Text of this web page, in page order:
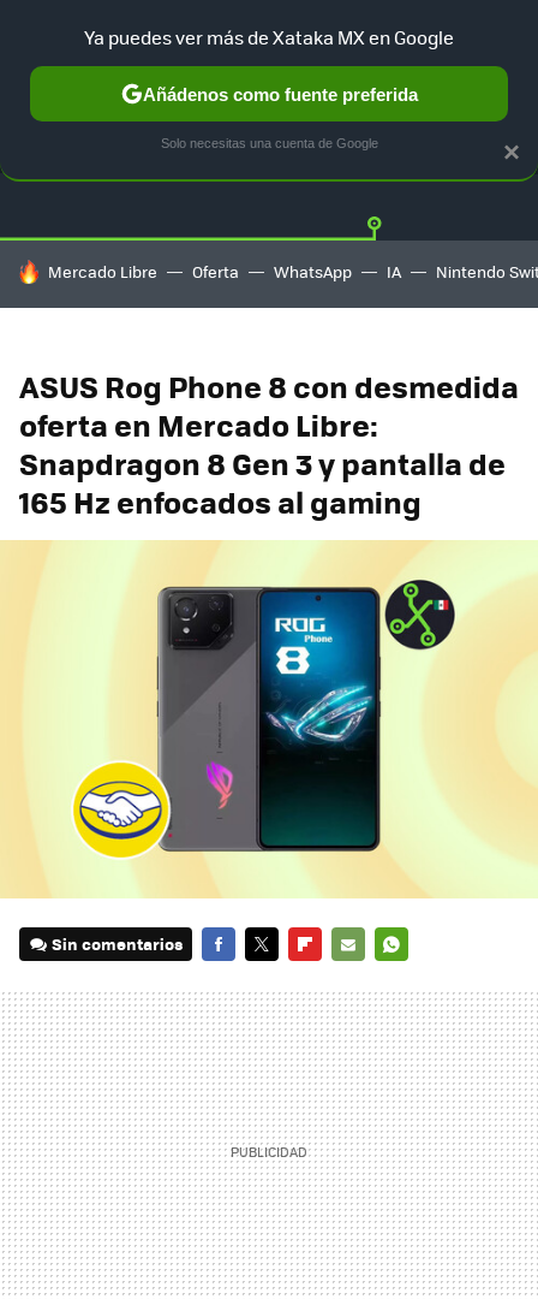
GUÍA DE COMPRAS MERCADO LIBRE
HOY SE HABLA DE
Mercado Libre Oferta WhatsApp IA Nintendo
ASUS Rog Phone 8 con desmedida
oferta en Mercado Libre:
Snapdragon 8 Gen 3 y pantalla de
165 Hz enfocados al gaming
Sin comentarios
MAIL
×
Ya puedes ver más de Xataka MX en Google
Añádenos como fuente preferida
Solo necesitas una cuenta de Google